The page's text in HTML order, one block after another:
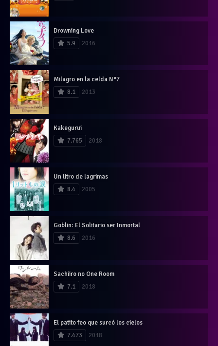
Drowning Love
5.9
2016
Milagro en la celda N°7
8.1
2013
Kakegurui
7.765
2018
Un litro de lagrimas
8.4
2005
Goblin: El Solitario ser Inmortal
8.6
2016
Sachiiro no One Room
7.1
2018
El patito feo que surcó los cielos
7.473
2018